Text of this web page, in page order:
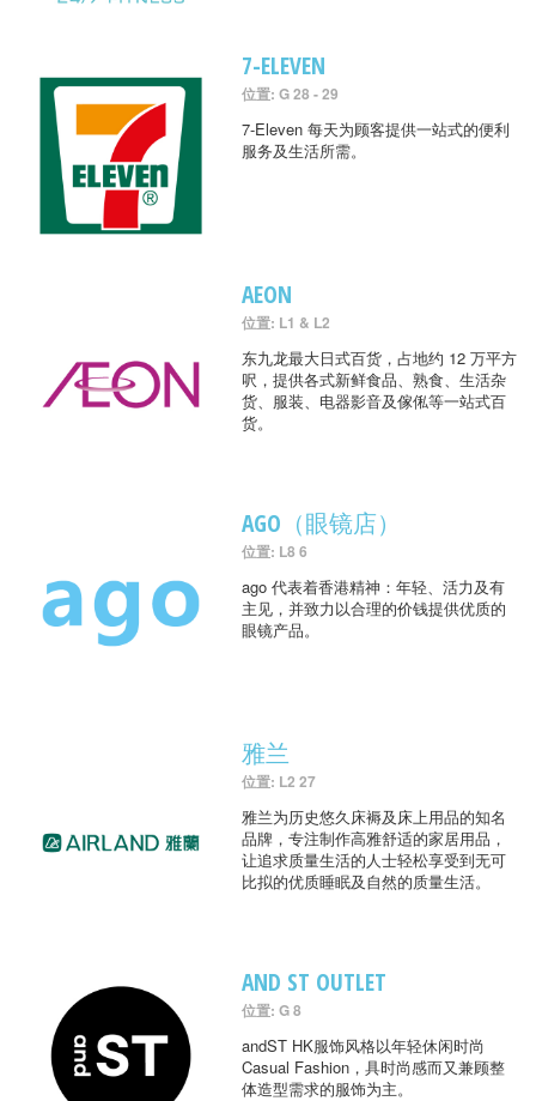
7-ELEVEN
位置: G 28 - 29
7-Eleven 每天为顾客提供一站式的便利
服务及生活所需。
AEON
位置: L1 & L2
东九龙最大日式百货，占地约 12 万平方
呎，提供各式新鲜食品、熟食、生活杂
货、服装、电器影音及傢俬等一站式百
货。
AGO（眼镜店）
位置: L8 6
ago 代表着香港精神：年轻、活力及有
主见，并致力以合理的价钱提供优质的
眼镜产品。
雅兰
位置: L2 27
雅兰为历史悠久床褥及床上用品的知名
品牌，专注制作高雅舒适的家居用品，
让追求质量生活的人士轻松享受到无可
比拟的优质睡眠及自然的质量生活。
AND ST OUTLET
位置: G 8
andST HK服饰风格以年轻休闲时尚
Casual Fashion，具时尚感而又兼顾整
体造型需求的服饰为主。